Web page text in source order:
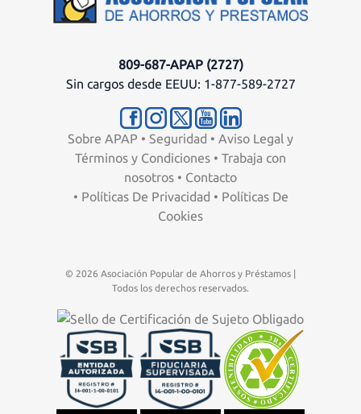
809-687-APAP (2727)
Sin cargos desde EEUU: 1-877-589-2727
Sobre APAP • Seguridad • Aviso Legal y
Términos y Condiciones • Trabaja con
nosotros • Contacto
• Políticas De Privacidad • Políticas De
Cookies
© 2026 Asociación Popular de Ahorros y Préstamos |
Todos los derechos reservados.